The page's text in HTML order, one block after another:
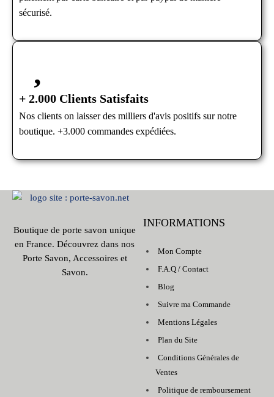
sécurisé.
+ 2.000 Clients Satisfaits
Nos clients on laisser des milliers d'avis positifs sur notre
boutique. +3.000 commandes expédiées.
Boutique de porte savon unique
en France. Découvrez dans nos
Porte Savon, Accessoires et
Savon.
INFORMATIONS
Mon Compte
F.A.Q / Contact
Blog
Suivre ma Commande
Mentions Légales
Plan du Site
Conditions Générales de
Ventes
Politique de remboursement